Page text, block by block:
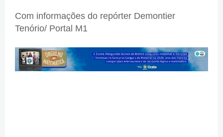
Com informações do repórter Demontier
Tenório/ Portal M1